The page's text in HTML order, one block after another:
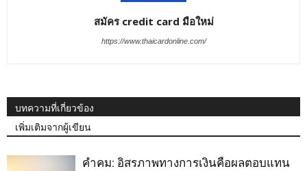
สมัคร credit card มือใหม่
https://www.thaicardonline.com/
บทความที่เกี่ยวข้อง
เพิ่มเติมจากผู้เขียน
คำคม: อิสรภาพทางการเงินคือผลตอบแทน